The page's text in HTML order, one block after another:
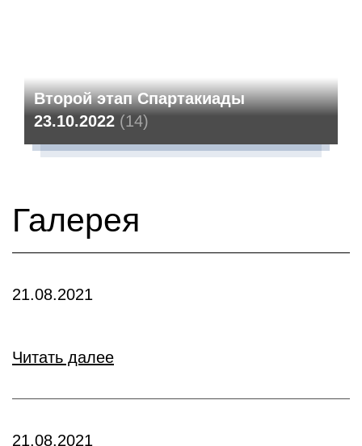
Второй этап Спартакиады
23.10.2022 (14)
Галерея
21.08.2021
Читать далее
21.08.2021